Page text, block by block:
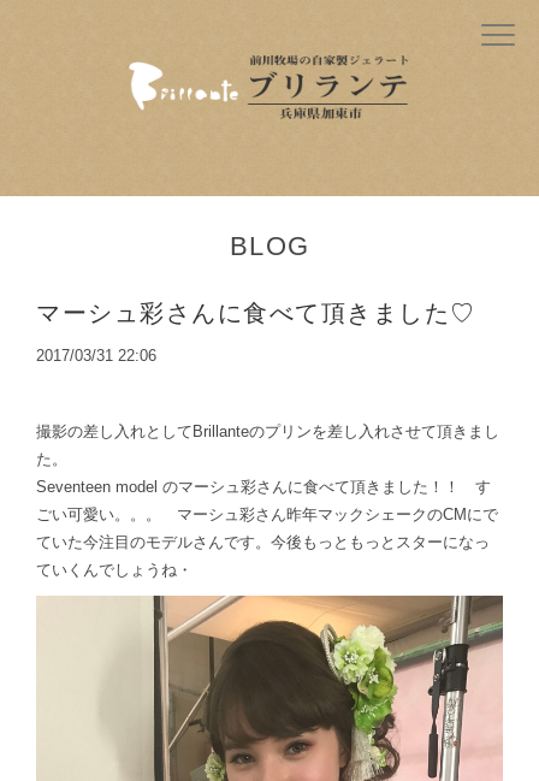
BLOG
マーシュ彩さんに食べて頂きました♡
2017/03/31 22:06
撮影の差し入れとしてBrillanteのプリンを差し入れさせて頂きまし
た。
Seventeen model のマーシュ彩さんに食べて頂きました！！ す
ごい可愛い。。。 マーシュ彩さん昨年マックシェークのCMにで
ていた今注目のモデルさんです。今後もっともっとスターになっ
ていくんでしょうね・